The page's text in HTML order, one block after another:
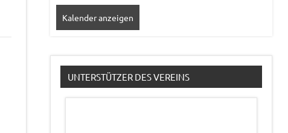
Kalender anzeigen
UNTERSTÜTZER DES VEREINS